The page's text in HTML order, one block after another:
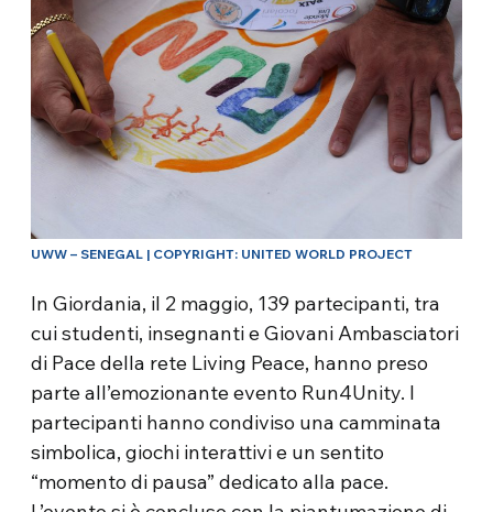
UWW – SENEGAL | COPYRIGHT: UNITED WORLD PROJECT
In Giordania, il 2 maggio, 139 partecipanti, tra
cui studenti, insegnanti e Giovani Ambasciatori
di Pace della rete Living Peace, hanno preso
parte all’emozionante evento Run4Unity. I
partecipanti hanno condiviso una camminata
simbolica, giochi interattivi e un sentito
“momento di pausa” dedicato alla pace.